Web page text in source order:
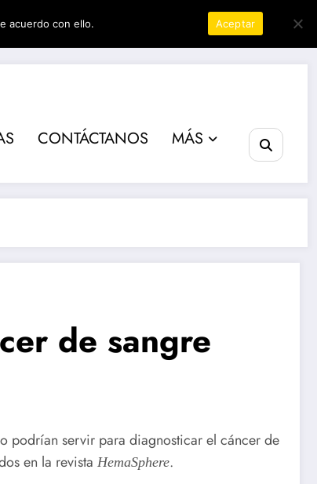
CONTÁCTANOS MÁS
de sangre
podrían servir para diagnosticar el cáncer de
en la revista HemaSphere.
acuerdo con ello. Aceptar